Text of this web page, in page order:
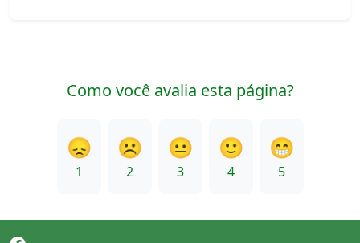
Como você avalia esta página?
😞
1
☹️
2
😐
3
🙂
4
😁
5